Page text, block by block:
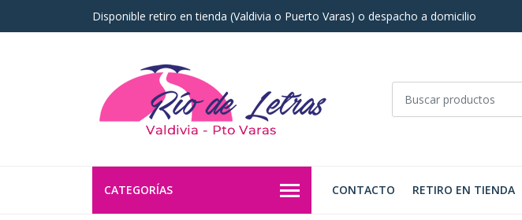
Disponible retiro en tienda (Valdivia o Puerto Varas) o despacho a domicilio
CATEGORÍAS CONTACTO RETIRO EN TIENDA